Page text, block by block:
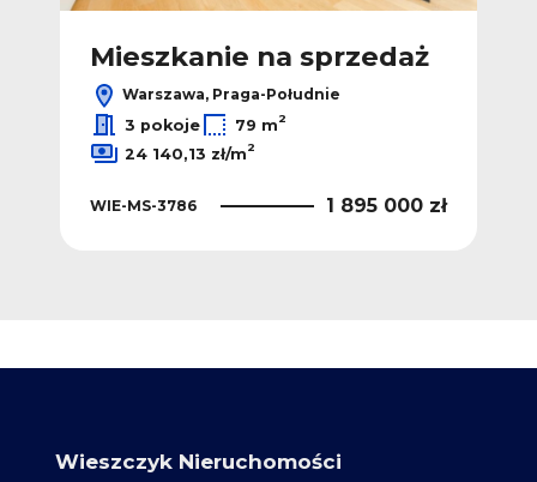
Mieszkanie na sprzedaż
Warszawa, Praga-Południe
3 pokoje
79 m2
24 140,13 zł/m2
WIE-MS-3786 1 895 000 zł
Wieszczyk Nieruchomości